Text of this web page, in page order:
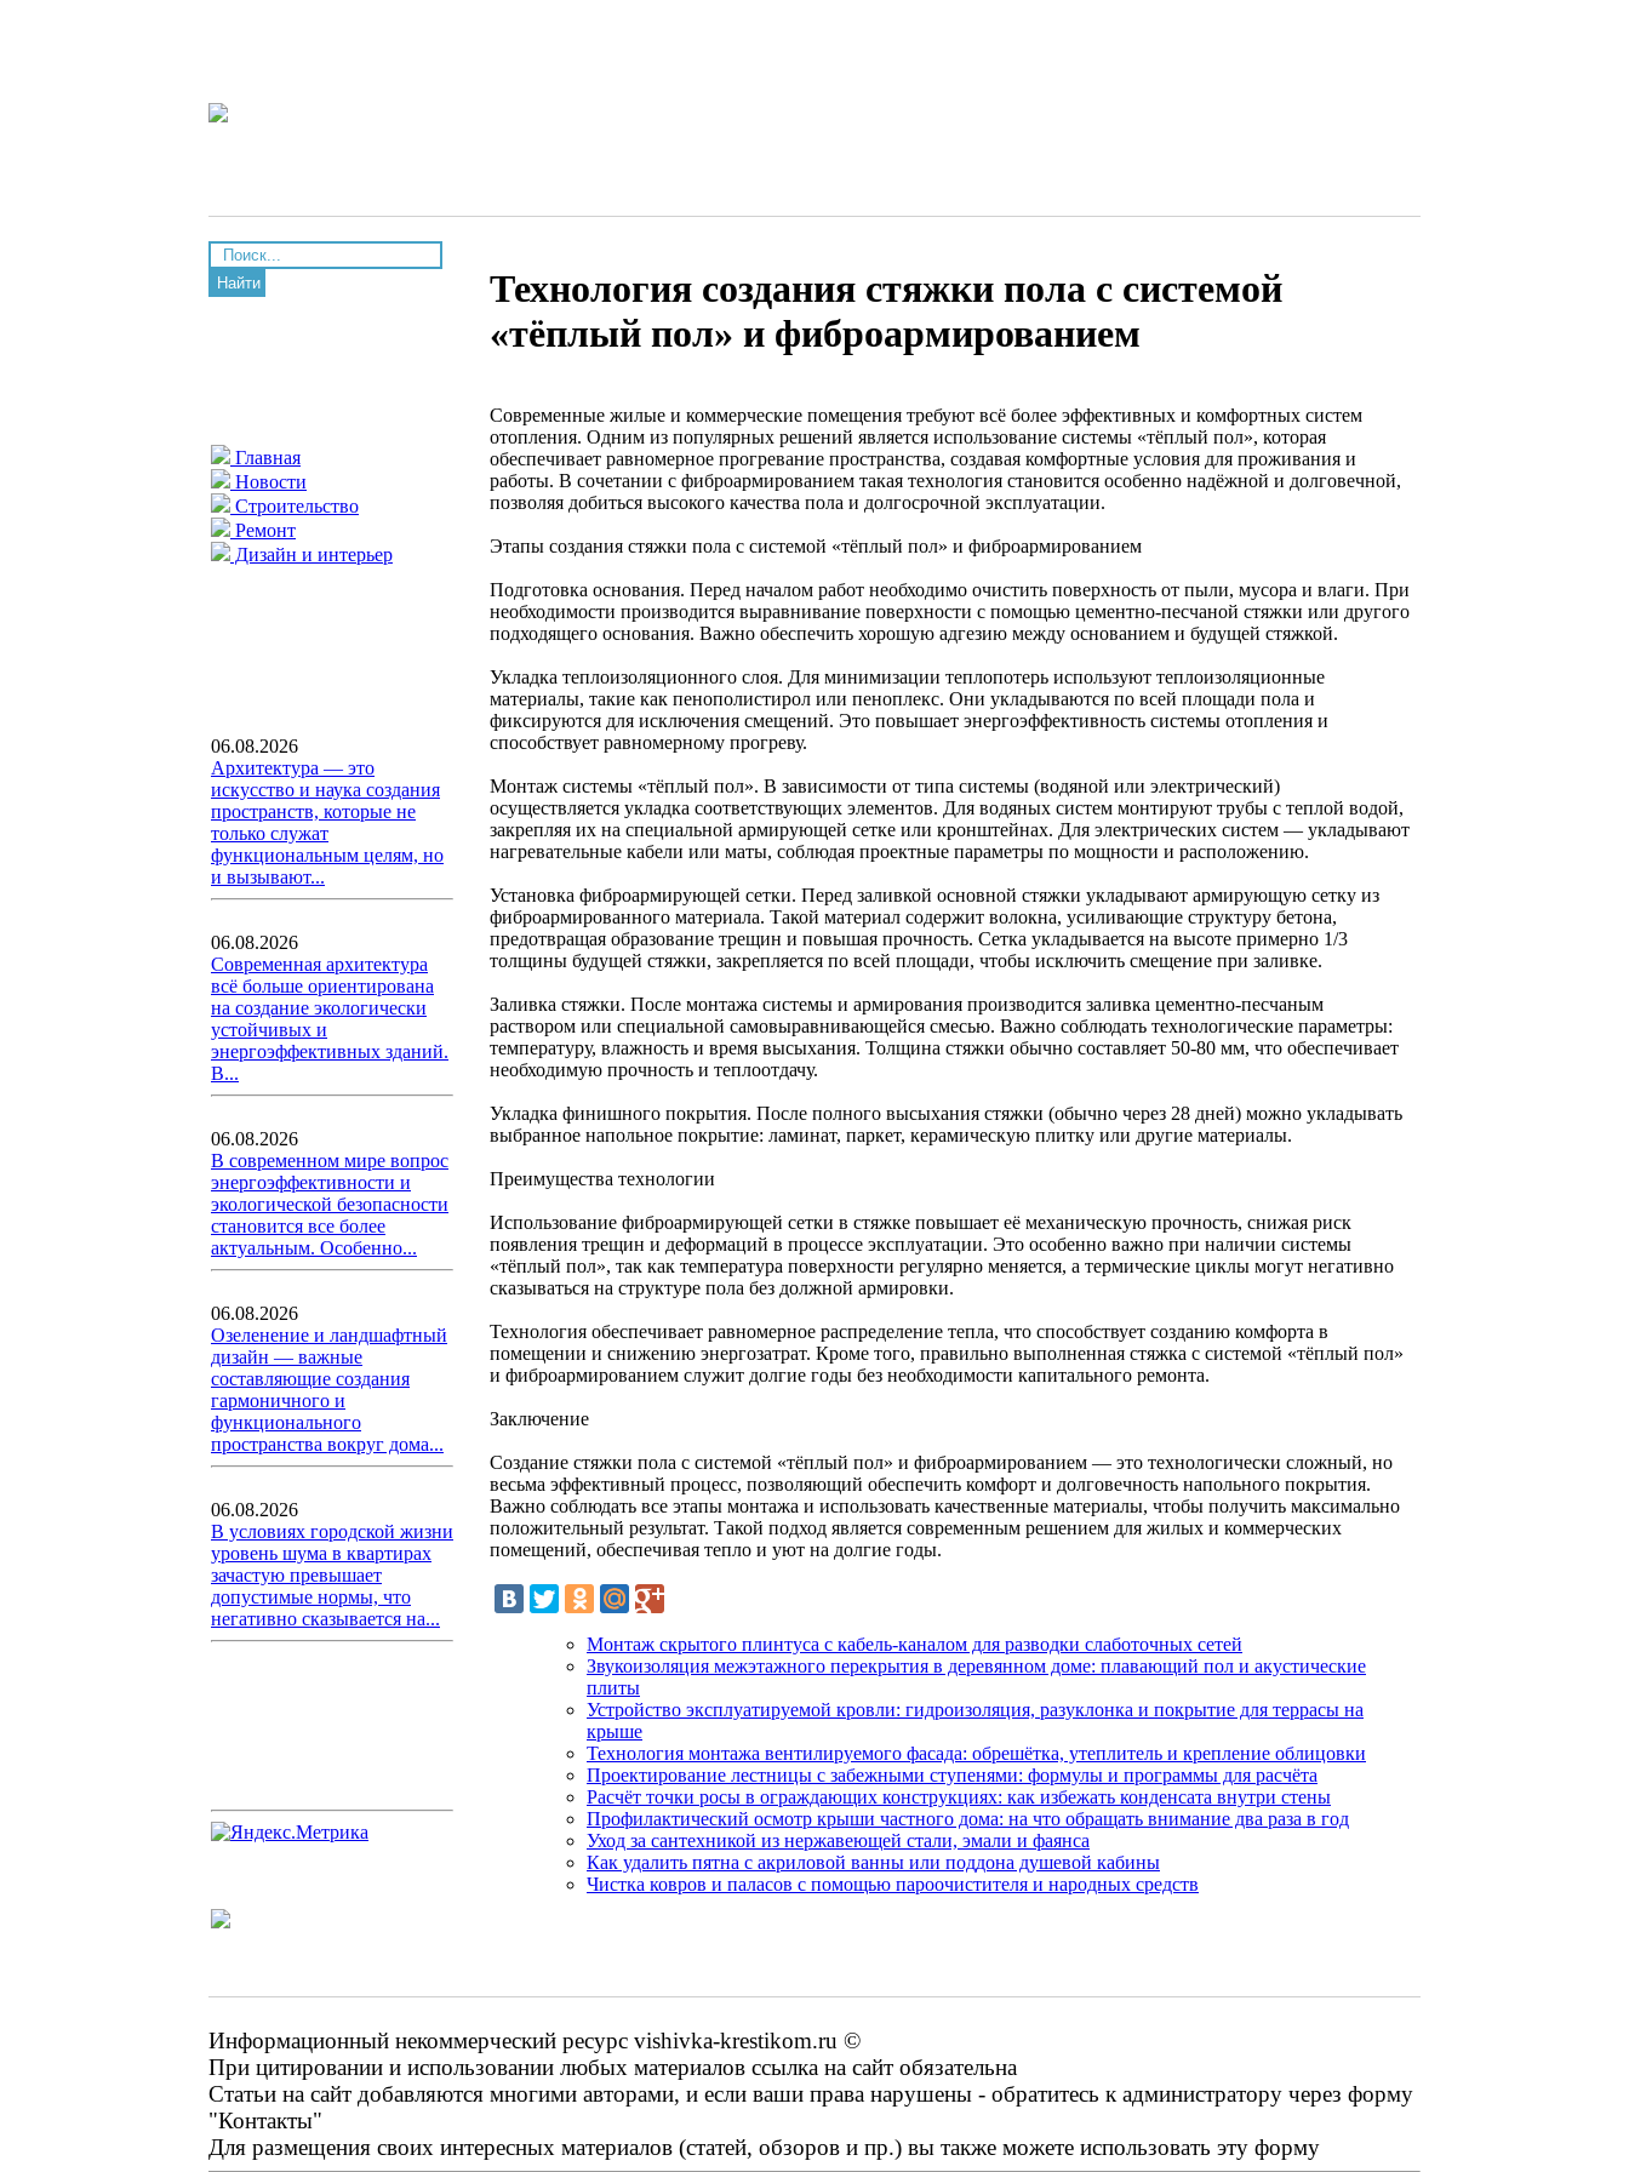
Найти
Главная
Новости
Строительство
Ремонт
Дизайн и интерьер
06.08.2026
Архитектура — это
искусство и наука создания
пространств, которые не
только служат
функциональным целям, но
и вызывают...
06.08.2026
Современная архитектура
всё больше ориентирована
на создание экологически
устойчивых и
энергоэффективных зданий.
В...
06.08.2026
В современном мире вопрос
энергоэффективности и
экологической безопасности
становится все более
актуальным. Особенно...
06.08.2026
Озеленение и ландшафтный
дизайн — важные
составляющие создания
гармоничного и
функционального
пространства вокруг дома...
06.08.2026
В условиях городской жизни
уровень шума в квартирах
зачастую превышает
допустимые нормы, что
негативно сказывается на...
Технология создания стяжки пола с системой
«тёплый пол» и фиброармированием
Современные жилые и коммерческие помещения требуют всё более эффективных и комфортных систем
отопления. Одним из популярных решений является использование системы «тёплый пол», которая
обеспечивает равномерное прогревание пространства, создавая комфортные условия для проживания и
работы. В сочетании с фиброармированием такая технология становится особенно надёжной и долговечной,
позволяя добиться высокого качества пола и долгосрочной эксплуатации.
Этапы создания стяжки пола с системой «тёплый пол» и фиброармированием
Подготовка основания. Перед началом работ необходимо очистить поверхность от пыли, мусора и влаги. При
необходимости производится выравнивание поверхности с помощью цементно-песчаной стяжки или другого
подходящего основания. Важно обеспечить хорошую адгезию между основанием и будущей стяжкой.
Укладка теплоизоляционного слоя. Для минимизации теплопотерь используют теплоизоляционные
материалы, такие как пенополистирол или пеноплекс. Они укладываются по всей площади пола и
фиксируются для исключения смещений. Это повышает энергоэффективность системы отопления и
способствует равномерному прогреву.
Монтаж системы «тёплый пол». В зависимости от типа системы (водяной или электрический)
осуществляется укладка соответствующих элементов. Для водяных систем монтируют трубы с теплой водой,
закрепляя их на специальной армирующей сетке или кронштейнах. Для электрических систем — укладывают
нагревательные кабели или маты, соблюдая проектные параметры по мощности и расположению.
Установка фиброармирующей сетки. Перед заливкой основной стяжки укладывают армирующую сетку из
фиброармированного материала. Такой материал содержит волокна, усиливающие структуру бетона,
предотвращая образование трещин и повышая прочность. Сетка укладывается на высоте примерно 1/3
толщины будущей стяжки, закрепляется по всей площади, чтобы исключить смещение при заливке.
Заливка стяжки. После монтажа системы и армирования производится заливка цементно-песчаным
раствором или специальной самовыравнивающейся смесью. Важно соблюдать технологические параметры:
температуру, влажность и время высыхания. Толщина стяжки обычно составляет 50-80 мм, что обеспечивает
необходимую прочность и теплоотдачу.
Укладка финишного покрытия. После полного высыхания стяжки (обычно через 28 дней) можно укладывать
выбранное напольное покрытие: ламинат, паркет, керамическую плитку или другие материалы.
Преимущества технологии
Использование фиброармирующей сетки в стяжке повышает её механическую прочность, снижая риск
появления трещин и деформаций в процессе эксплуатации. Это особенно важно при наличии системы
«тёплый пол», так как температура поверхности регулярно меняется, а термические циклы могут негативно
сказываться на структуре пола без должной армировки.
Технология обеспечивает равномерное распределение тепла, что способствует созданию комфорта в
помещении и снижению энергозатрат. Кроме того, правильно выполненная стяжка с системой «тёплый пол»
и фиброармированием служит долгие годы без необходимости капитального ремонта.
Заключение
Создание стяжки пола с системой «тёплый пол» и фиброармированием — это технологически сложный, но
весьма эффективный процесс, позволяющий обеспечить комфорт и долговечность напольного покрытия.
Важно соблюдать все этапы монтажа и использовать качественные материалы, чтобы получить максимально
положительный результат. Такой подход является современным решением для жилых и коммерческих
помещений, обеспечивая тепло и уют на долгие годы.
Монтаж скрытого плинтуса с кабель-каналом для разводки слаботочных сетей
Звукоизоляция межэтажного перекрытия в деревянном доме: плавающий пол и акустические
плиты
Устройство эксплуатируемой кровли: гидроизоляция, разуклонка и покрытие для террасы на
крыше
Технология монтажа вентилируемого фасада: обрешётка, утеплитель и крепление облицовки
Проектирование лестницы с забежными ступенями: формулы и программы для расчёта
Расчёт точки росы в ограждающих конструкциях: как избежать конденсата внутри стены
Профилактический осмотр крыши частного дома: на что обращать внимание два раза в год
Уход за сантехникой из нержавеющей стали, эмали и фаянса
Как удалить пятна с акриловой ванны или поддона душевой кабины
Чистка ковров и паласов с помощью пароочистителя и народных средств
Информационный некоммерческий ресурс vishivka-krestikom.ru ©
При цитировании и использовании любых материалов ссылка на сайт обязательна
Статьи на сайт добавляются многими авторами, и если ваши права нарушены - обратитесь к администратору через форму
"Контакты"
Для размещения своих интересных материалов (статей, обзоров и пр.) вы также можете использовать эту форму